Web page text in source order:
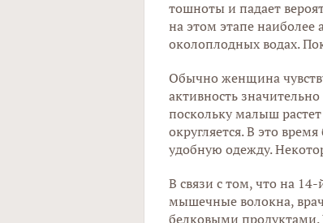
тошноты и падает
на этом этапе наиболее
околоплодных водах.
Обычно женщина
активность
поскольку малыш
округляется. В это
удобную одежду.
В связи с том, что на
мышечные волокна,
белковыми продуктами.